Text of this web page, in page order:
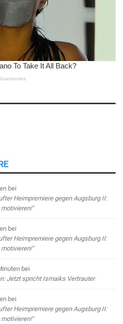
bei
Heimpremiere gegen Augsburg II:
bei
Heimpremiere gegen Augsburg II:
bei
Jetzt spricht Ismaiks Vertrauter
bei
Heimpremiere gegen Augsburg II: